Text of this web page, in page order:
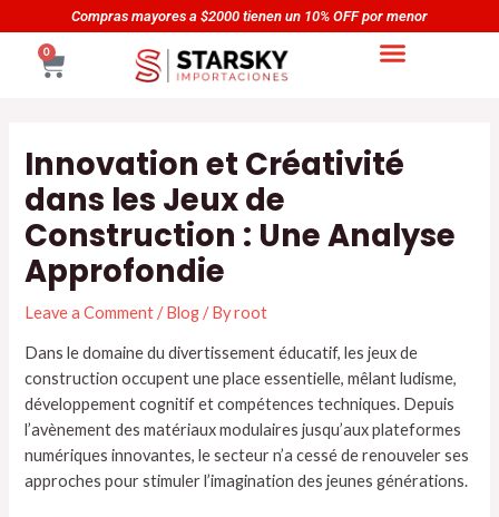
to
content
tienen un 10% OFF por menor Compras mayores a
0
CART
Innovation et Créativité
dans les Jeux de
Construction : Une Analyse
Approfondie
Leave a Comment /Blog/ Byroot
Dans le domaine du divertissement éducatif, les jeux de
construction occupent une place essentielle, mêlant ludisme,
développement cognitif et compétences techniques. Depuis
l’avènement des matériaux modulaires jusqu’aux plateformes
numériques innovantes, le secteur n’a cessé de renouveler ses
approches pour stimuler l’imagination des jeunes générations.
Navegación
de
entradas